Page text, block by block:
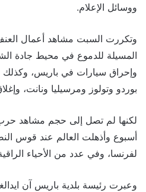
ووسائل الإعلام.
وتكررت السبت مشاهد أعمال
المسيلة للدموع في محيط جادة
وإحراق سيارات في باريس،
بوردو وتولوز ومرسيليا ونانت،
لكنها لم تصل إلى حجم مشاهد
أسبوع وأذهلت العالم عند قوس
لفرنسا، وفي عدد من الأحياء
وعبرت رئيسة بلدية باريس آن